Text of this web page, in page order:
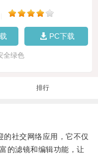
PC下载
全绿色
排行
社交网络应用，它不仅
的滤镜和编辑功能，让